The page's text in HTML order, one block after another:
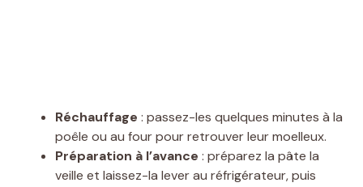
Réchauffage : passez-les quelques minutes à la
poêle ou au four pour retrouver leur moelleux.
Préparation à l’avance : préparez la pâte la
veille et laissez-la lever au réfrigérateur, puis